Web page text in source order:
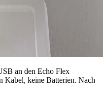
an den Echo Flex
Kabel, keine Batterien. Nach